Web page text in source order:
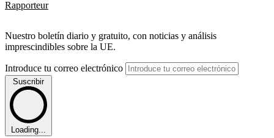
Rapporteur
Nuestro boletín diario y gratuito, con noticias y análisis
imprescindibles sobre la UE.
Introduce tu correo electrónico
Suscribir
Loading...